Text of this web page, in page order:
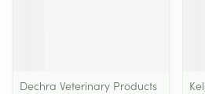
Dechra Veterinary Products